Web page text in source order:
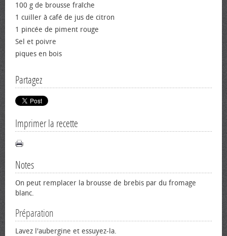
100 g de brousse fraîche
1 cuiller à café de jus de citron
1 pincée de piment rouge
Sel et poivre
piques en bois
Partagez
Imprimer la recette
Notes
On peut remplacer la brousse de brebis par du fromage
blanc.
Préparation
Lavez l'aubergine et essuyez-la.